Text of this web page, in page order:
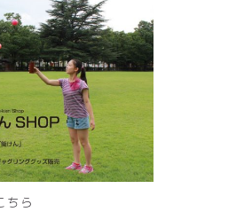
ちら